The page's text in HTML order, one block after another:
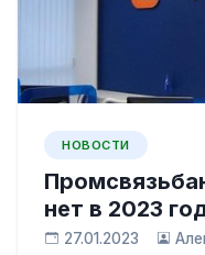
НОВОСТИ
нет в 2023
27.01.2023